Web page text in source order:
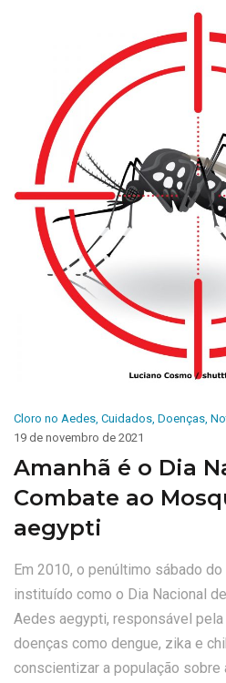
Cloro no Aedes Cuidados Doenças
19 de novembro de 2021
Amanhã é o Dia
Combate ao
aegypti
Em 2010, o penúltimo sábado
instituído como o Dia Nacional
Aedes aegypti, responsável
doenças como dengue, zika e
conscientizar a população